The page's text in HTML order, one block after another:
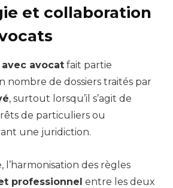
et collaboration
avocat fait partie
nombre de dossiers traités par
, surtout lorsqu’il s’agit de
de particuliers ou
une juridiction.
l’harmonisation des règles
professionnel entre les deux